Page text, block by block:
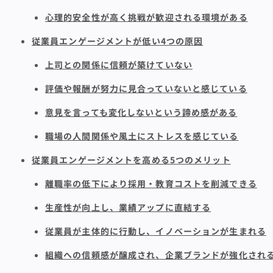
心理的安全性が高く挑戦が歓迎される環境がある
従業員エンゲージメントが低い4つの原因
上司との関係に信頼が築けていない
評価や報酬が努力に見合っていないと感じている
意見を言っても変化しないという諦め感がある
職場の人間関係や風土にストレスを感じている
従業員エンゲージメントを高める5つのメリット
離職率の低下により採用・教育コストを削減できる
生産性が向上し、業績アップに直結する
従業員が主体的に行動し、イノベーションが生まれる
組織への信頼感が醸成され、企業ブランドが強化され